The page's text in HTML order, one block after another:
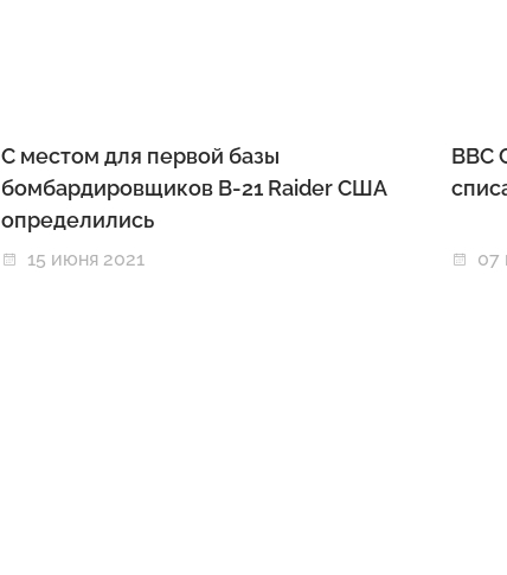
С местом для первой базы
бомбардировщиков B-21 Raider США
определились
15 июня 2021
ВВС
07